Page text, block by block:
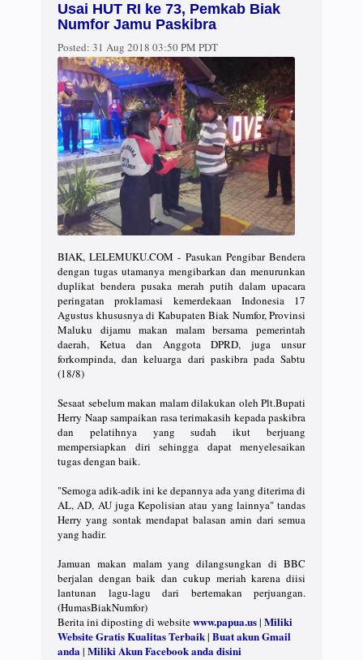
Usai HUT RI ke 73, Pemkab Biak
Numfor Jamu Paskibra
Posted: 31 Aug 2018 03:50 PM PDT
BIAK, LELEMUKU.COM - Pasukan Pengibar Bendera
dengan tugas utamanya mengibarkan dan menurunkan
duplikat bendera pusaka merah putih dalam upacara
peringatan proklamasi kemerdekaan Indonesia 17
Agustus khususnya di Kabupaten Biak Numfor, Provinsi
Maluku dijamu makan malam bersama pemerintah
daerah, Ketua dan Anggota DPRD, juga unsur
forkompinda, dan keluarga dari paskibra pada Sabtu
(18/8)
Sesaat sebelum makan malam dilakukan oleh Plt.Bupati
Herry Naap sampaikan rasa terimakasih kepada paskibra
dan pelatihnya yang sudah ikut berjuang
mempersiapkan diri sehingga dapat menyelesaikan
tugas dengan baik.
"Semoga adik-adik ini ke depannya ada yang diterima di
AL, AD, AU juga Kepolisian atau yang lainnya" tandas
Herry yang sontak mendapat balasan amin dari semua
yang hadir.
Jamuan makan malam yang dilangsungkan di BBC
berjalan dengan baik dan cukup meriah karena diisi
lantunan lagu-lagu dari bertemakan perjuangan.
(HumasBiakNumfor)
Berita ini diposting di websitewww.papua.us| Miliki
Website Gratis Kualitas Terbaik| Buat akun Gmail
anda| Miliki Akun Facebook anda disini